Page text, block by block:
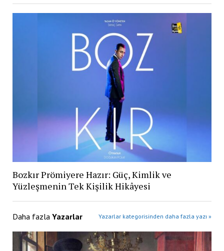
Bozkır Prömiyere Hazır: Güç, Kimlik ve
Yüzleşmenin Tek Kişilik Hikâyesi
Daha fazla Yazarlar Yazarlar kategorisinden daha fazla yazı »